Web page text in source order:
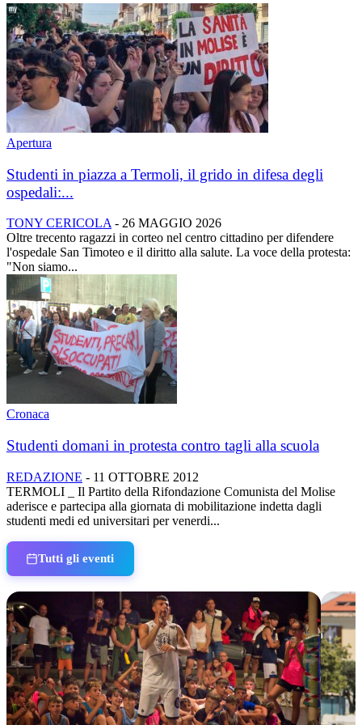
Apertura
Studenti in piazza a Termoli, il grido in difesa degli
ospedali:...
TONY CERICOLA - 26 MAGGIO 2026
Oltre trecento ragazzi in corteo nel centro cittadino per difendere
l'ospedale San Timoteo e il diritto alla salute. La voce della protesta:
"Non siamo...
Cronaca
Studenti domani in protesta contro tagli alla scuola
REDAZIONE - 11 OTTOBRE 2012
TERMOLI _ Il Partito della Rifondazione Comunista del Molise
aderisce e partecipa alla giornata di mobilitazione indetta dagli
studenti medi ed universitari per venerdi...
Tutti gli eventi